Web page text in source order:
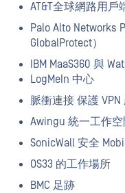
AT&T全球網路用戶
Palo Alto Networks
GlobalProtect）
IBM MaaS360 與
LogMeIn 中心
脈衝連接 保護
Awingu 統一工作空
SonicWall 安全
OS33 的工作場所
BMC 足跡